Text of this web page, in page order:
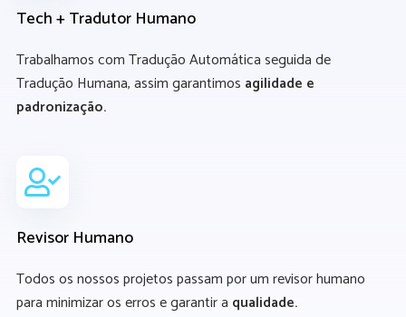
Tech + Tradutor Humano
Trabalhamos com Tradução Automática seguida de
Tradução Humana, assim garantimos agilidade e
padronização.
Revisor Humano
Todos os nossos projetos passam por um revisor humano
para minimizar os erros e garantir a qualidade.